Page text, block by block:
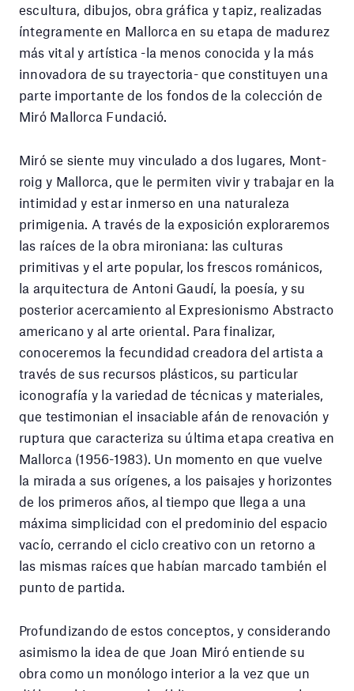
escultura, dibujos, obra gráfica y tapiz, realizadas
íntegramente en Mallorca en su etapa de madurez
más vital y artística -la menos conocida y la más
innovadora de su trayectoria- que constituyen una
parte importante de los fondos de la colección de
Miró Mallorca Fundació.
Miró se siente muy vinculado a dos lugares, Mont-
roig y Mallorca, que le permiten vivir y trabajar en la
intimidad y estar inmerso en una naturaleza
primigenia. A través de la exposición exploraremos
las raíces de la obra mironiana: las culturas
primitivas y el arte popular, los frescos románicos,
la arquitectura de Antoni Gaudí, la poesía, y su
posterior acercamiento al Expresionismo Abstracto
americano y al arte oriental. Para finalizar,
conoceremos la fecundidad creadora del artista a
través de sus recursos plásticos, su particular
iconografía y la variedad de técnicas y materiales,
que testimonian el insaciable afán de renovación y
ruptura que caracteriza su última etapa creativa en
Mallorca (1956-1983). Un momento en que vuelve
la mirada a sus orígenes, a los paisajes y horizontes
de los primeros años, al tiempo que llega a una
máxima simplicidad con el predominio del espacio
vacío, cerrando el ciclo creativo con un retorno a
las mismas raíces que habían marcado también el
punto de partida.
Profundizando de estos conceptos, y considerando
asimismo la idea de que Joan Miró entiende su
obra como un monólogo interior a la vez que un